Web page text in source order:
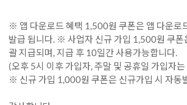
※ 앱 다운로드 혜택 1,500원 쿠폰은 앱 다운로
발급 됩니다. ※ 사업자 신규 가입 1,500원 쿠폰
괄 지급되며, 지급 후 10일간 사용가능합니다.
(오후 5시 이후 가입자, 주말 및 공휴일 가입자
※ 신규 가입 1,000원 쿠폰은 신규가입 시 자동